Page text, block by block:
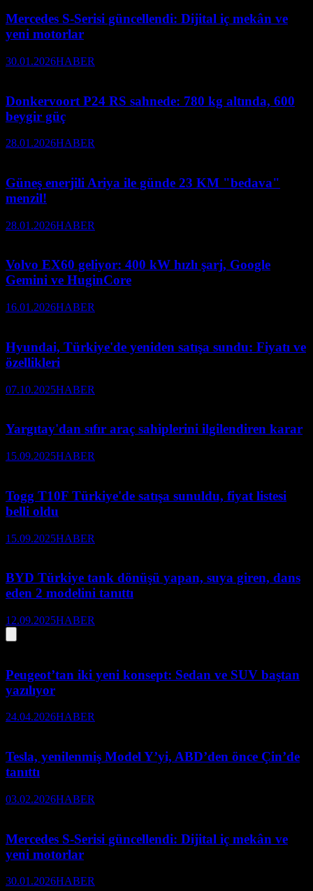
Mercedes S-Serisi güncellendi: Dijital iç mekân ve
yeni motorlar
30.01.2026HABER
Donkervoort P24 RS sahnede: 780 kg altında, 600
beygir güç
28.01.2026HABER
Güneş enerjili Ariya ile günde 23 KM "bedava"
menzil!
28.01.2026HABER
Volvo EX60 geliyor: 400 kW hızlı şarj, Google
Gemini ve HuginCore
16.01.2026HABER
Hyundai, Türkiye'de yeniden satışa sundu: Fiyatı ve
özellikleri
07.10.2025HABER
Yargıtay'dan sıfır araç sahiplerini ilgilendiren karar
15.09.2025HABER
Togg T10F Türkiye'de satışa sunuldu, fiyat listesi
belli oldu
15.09.2025HABER
BYD Türkiye tank dönüşü yapan, suya giren, dans
eden 2 modelini tanıttı
12.09.2025HABER
Peugeot’tan iki yeni konsept: Sedan ve SUV baştan
yazılıyor
24.04.2026HABER
Tesla, yenilenmiş Model Y’yi, ABD’den önce Çin’de
tanıttı
03.02.2026HABER
Mercedes S-Serisi güncellendi: Dijital iç mekân ve
yeni motorlar
30.01.2026HABER